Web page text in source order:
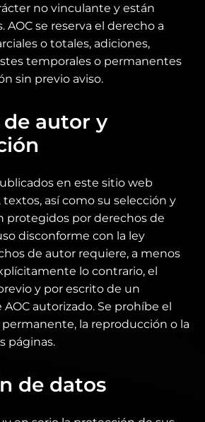
no vinculante y están
AOC se reserva el derecho a
o totales, adiciones,
temporales o permanentes
sin previo aviso.
de autor y
en este sitio web
textos, así como su selección y
protegidos por derechos de
disconforme con la ley
de autor requiere, a menos
lo contrario, el
y por escrito de un
autorizado. Se prohíbe el
la reproducción o la
páginas.
de datos